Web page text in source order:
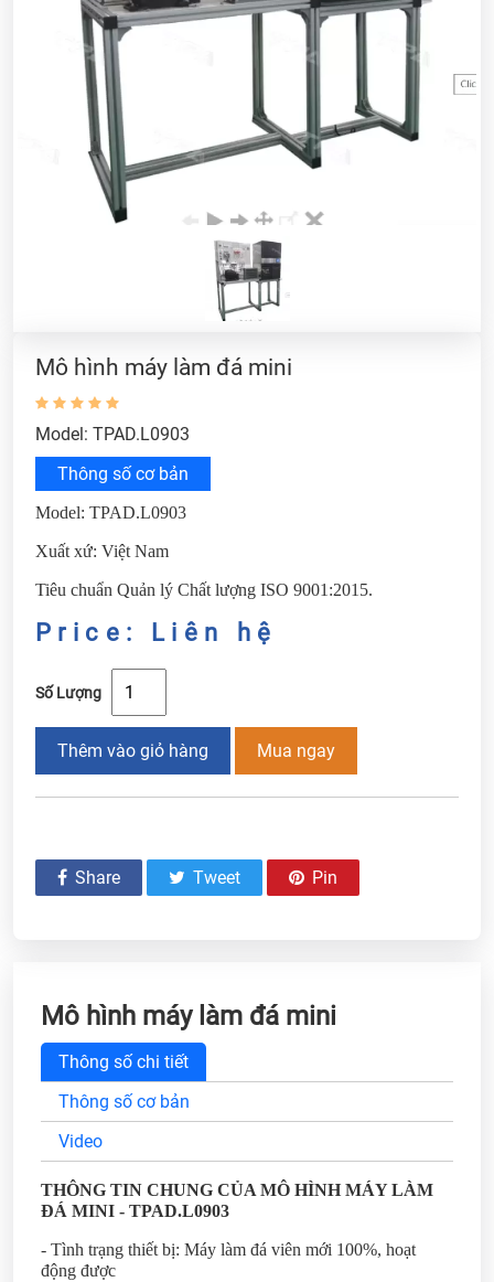
Mô hình máy làm đá mini
Model: TPAD.L0903
Thông số cơ bản
Model: TPAD.L0903
Xuất xứ: Việt Nam
Tiêu chuẩn Quản lý Chất lượng ISO 9001:2015.
Price: Liên hệ
Số Lượng
Thêm vào giỏ hàng Mua ngay
Share Tweet Pin
Mô hình máy làm đá mini
Thông số chi tiết
Thông số cơ bản
Video
THÔNG TIN CHUNG CỦA MÔ HÌNH MÁY LÀM
ĐÁ MINI - TPAD.L0903
- Tình trạng thiết bị: Máy làm đá viên mới 100%, hoạt
động được